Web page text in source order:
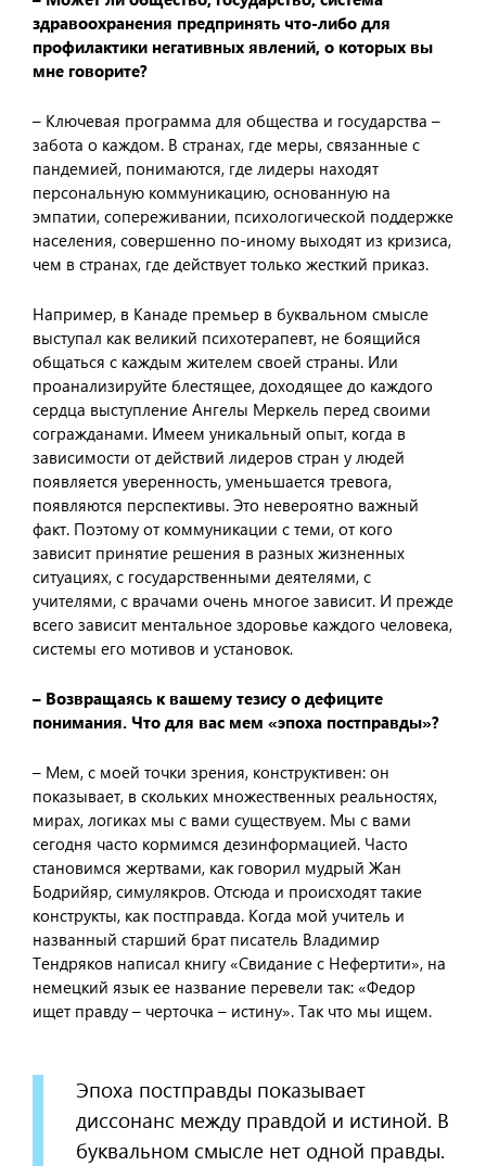
здравоохранения предпринять что-либо для
профилактики негативных явлений, о которых вы
мне говорите?
– Ключевая программа для общества и государства –
забота о каждом. В странах, где меры, связанные с
пандемией, понимаются, где лидеры находят
персональную коммуникацию, основанную на
эмпатии, сопереживании, психологической поддержке
населения, совершенно по-иному выходят из кризиса,
чем в странах, где действует только жесткий приказ.
Например, в Канаде премьер в буквальном смысле
выступал как великий психотерапевт, не боящийся
общаться с каждым жителем своей страны. Или
проанализируйте блестящее, доходящее до каждого
сердца выступление Ангелы Меркель перед своими
согражданами. Имеем уникальный опыт, когда в
зависимости от действий лидеров стран у людей
появляется уверенность, уменьшается тревога,
появляются перспективы. Это невероятно важный
факт. Поэтому от коммуникации с теми, от кого
зависит принятие решения в разных жизненных
ситуациях, с государственными деятелями, с
учителями, с врачами очень многое зависит. И прежде
всего зависит ментальное здоровье каждого человека,
системы его мотивов и установок.
– Возвращаясь к вашему тезису о дефиците
понимания. Что для вас мем «эпоха постправды»?
– Мем, с моей точки зрения, конструктивен: он
показывает, в скольких множественных реальностях,
мирах, логиках мы с вами существуем. Мы с вами
сегодня часто кормимся дезинформацией. Часто
становимся жертвами, как говорил мудрый Жан
Бодрийяр, симулякров. Отсюда и происходят такие
конструкты, как постправда. Когда мой учитель и
названный старший брат писатель Владимир
Тендряков написал книгу «Свидание с Нефертити», на
немецкий язык ее название перевели так: «Федор
ищет правду – черточка – истину». Так что мы ищем.
Эпоха постправды показывает
диссонанс между правдой и истиной. В
буквальном смысле нет одной правды.